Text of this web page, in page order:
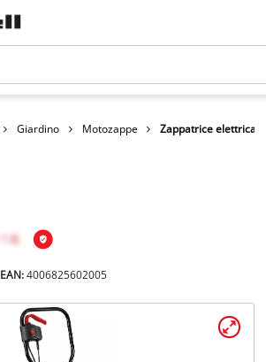
Giardino Motozappe Zappatrice elettrica
EAN:4006825602005